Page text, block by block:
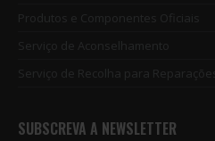
Produtos e Componentes Oficiais
Serviço de Aconselhamento
Serviço de Recolha para Reparações
SUBSCREVA A NEWSLETTER